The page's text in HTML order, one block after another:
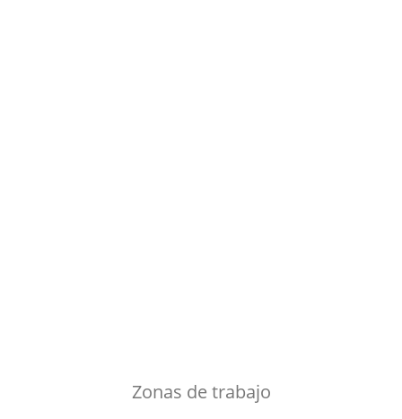
Zonas de trabajo